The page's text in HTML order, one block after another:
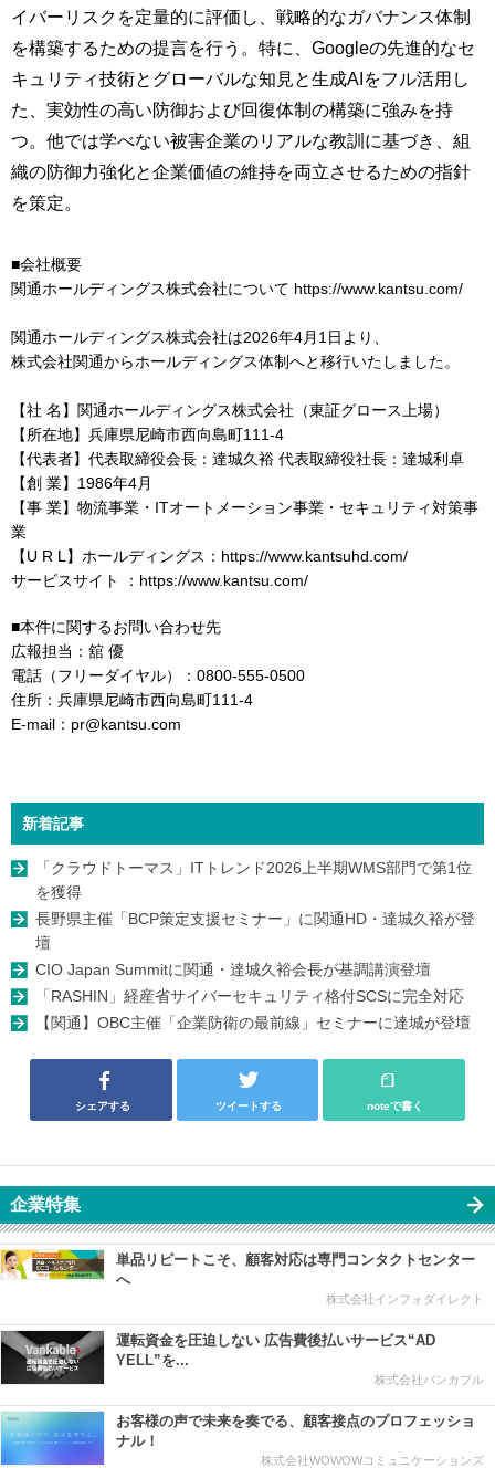
イバーリスクを定量的に評価し、戦略的なガバナンス体制
を構築するための提言を行う。特に、Googleの先進的なセ
キュリティ技術とグローバルな知見と生成AIをフル活用し
た、実効性の高い防御および回復体制の構築に強みを持
つ。他では学べない被害企業のリアルな教訓に基づき、組
織の防御力強化と企業価値の維持を両立させるための指針
を策定。
■会社概要
関通ホールディングス株式会社について https://www.kantsu.com/
関通ホールディングス株式会社は2026年4月1日より、
株式会社関通からホールディングス体制へと移行いたしました。
【社 名】関通ホールディングス株式会社（東証グロース上場）
【所在地】兵庫県尼崎市西向島町111-4
【代表者】代表取締役会長：達城久裕 代表取締役社長：達城利卓
【創 業】1986年4月
【事 業】物流事業・ITオートメーション事業・セキュリティ対策事
業
【U R L】ホールディングス：https://www.kantsuhd.com/
サービスサイト ：https://www.kantsu.com/
■本件に関するお問い合わせ先
広報担当：舘 優
電話（フリーダイヤル）：0800-555-0500
住所：兵庫県尼崎市西向島町111-4
E-mail：pr@kantsu.com
新着記事
「クラウドトーマス」ITトレンド2026上半期WMS部門で第1位
を獲得
長野県主催「BCP策定支援セミナー」に関通HD・達城久裕が登
壇
CIO Japan Summitに関通・達城久裕会長が基調講演登壇
「RASHIN」経産省サイバーセキュリティ格付SCSに完全対応
【関通】OBC主催「企業防衛の最前線」セミナーに達城が登壇
シェアする ツイートする noteで書く
企業特集
単品リピートこそ、顧客対応は専門コンタクトセンター
へ
株式会社インフォダイレクト
運転資金を圧迫しない 広告費後払いサービス“AD
YELL”を...
株式会社バンカブル
お客様の声で未来を奏でる、顧客接点のプロフェッショ
ナル！
株式会社WOWOWコミュニケーションズ